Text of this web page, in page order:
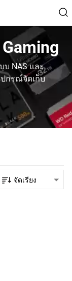
บ NAS และ
กรณ์จัดเก็บ
จัดเรียง